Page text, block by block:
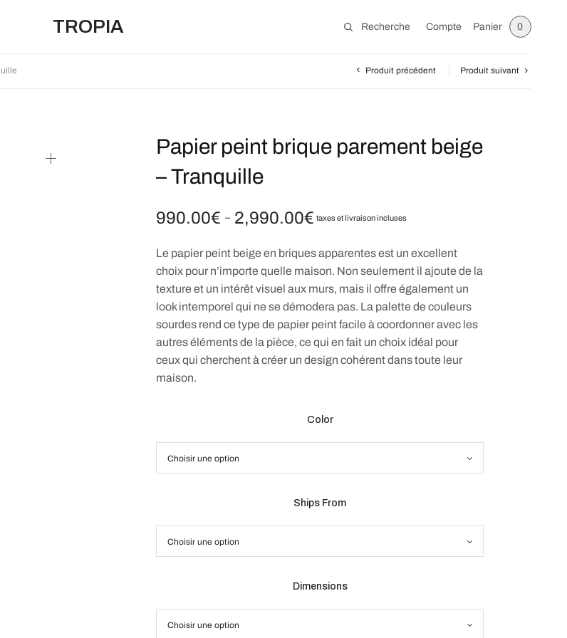
TROPIA Recherche Compte Panier 0
Produit précédent Produit suivant
Papier peint brique parement beige
– Tranquille
990.00€ – 2,990.00€ Plage de
taxes et livraison incluses
Le papier peint beige en briques apparentes est un excellent
choix pour n’importe quelle maison. Non seulement il ajoute de la
texture et un intérêt visuel aux murs, mais il offre également un
look intemporel qui ne se démodera pas. La palette de couleurs
sourdes rend ce type de papier peint facile à coordonner avec les
autres éléments de la pièce, ce qui en fait un choix idéal pour
ceux qui cherchent à créer un design cohérent dans toute leur
maison.
Color
Ships From
Dimensions